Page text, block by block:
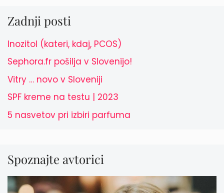
Zadnji posti
Inozitol (kateri, kdaj, PCOS)
Sephora.fr pošilja v Slovenijo!
Vitry … novo v Sloveniji
SPF kreme na testu | 2023
5 nasvetov pri izbiri parfuma
Spoznajte avtorici